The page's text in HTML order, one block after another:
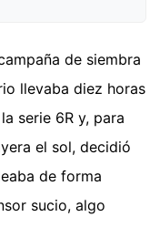
de siembra
llevaba diez horas
serie 6R y, para
el sol, decidió
de forma
sucio, algo